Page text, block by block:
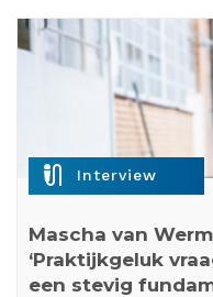
mic_external_on Interview
Mascha van
‘Praktijkgeluk
een stevig